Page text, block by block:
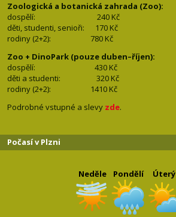
Zoologická a botanická zahrada (Zoo):
dospělí:
240 Kč
děti, studenti, senioři: 170 Kč
rodiny (2+2): 780 Kč
Zoo + DinoPark (pouze duben–říjen):
dospělí: 430 Kč
děti a studenti: 320 Kč
rodiny (2+2): 1410 Kč
Podrobné vstupné a slevy zde.
Počasí v Plzni
Neděle Pondělí Úterý